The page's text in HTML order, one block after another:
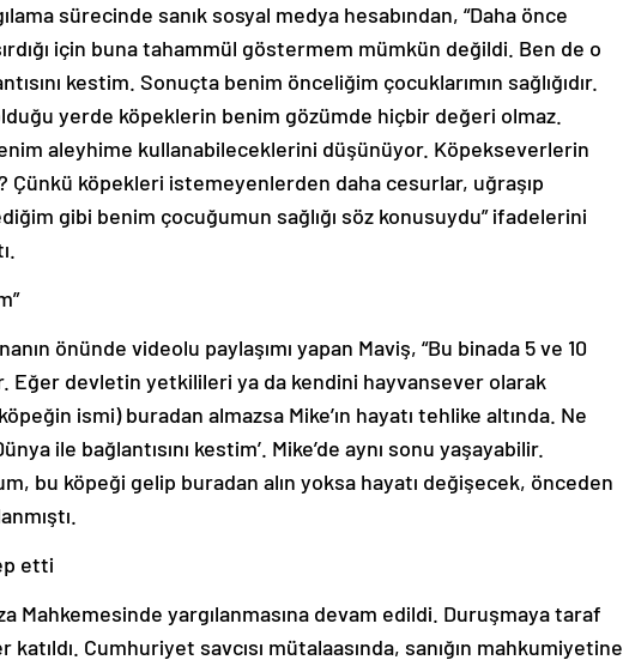
sürecinde sanık sosyal medya hesabından, “Daha önce
için buna tahammül göstermem mümkün değildi. Ben de o
kestim. Sonuçta benim önceliğim çocuklarımın sağlığıdır.
yerde köpeklerin benim gözümde hiçbir değeri olmaz.
aleyhime kullanabileceklerini düşünüyor. Köpekseverlerin
Çünkü köpekleri istemeyenlerden daha cesurlar, uğraşıp
gibi benim çocuğumun sağlığı söz konusuydu” ifadelerini
önünde videolu paylaşımı yapan Maviş, “Bu binada 5 ve 10
Eğer devletin yetkilileri ya da kendini hayvansever olarak
ismi) buradan almazsa Mike’ın hayatı tehlike altında. Ne
ile bağlantısını kestim’. Mike’de aynı sonu yaşayabilir.
bu köpeği gelip buradan alın yoksa hayatı değişecek, önceden
etti
Mahkemesinde yargılanmasına devam edildi. Duruşmaya taraf
Cumhuriyet savcısı mütalaasında, sanığın mahkumiyetine